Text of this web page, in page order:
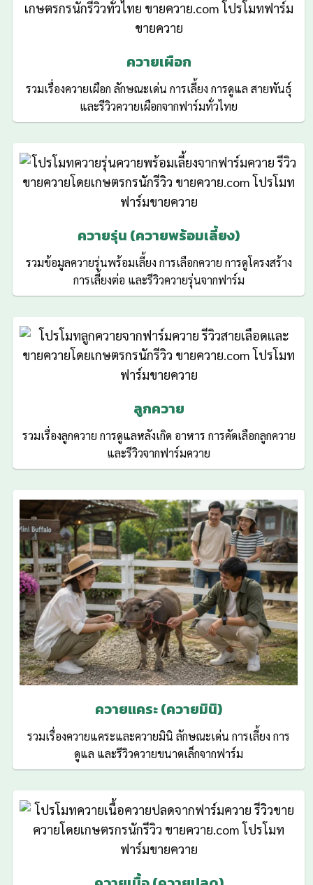
ควายเผือก
รวมเรื่องควายเผือก ลักษณะเด่น การเลี้ยง การดูแล สายพันธุ์
และรีวิวควายเผือกจากฟาร์มทั่วไทย
ควายรุ่น (ควายพร้อมเลี้ยง)
รวมข้อมูลควายรุ่นพร้อมเลี้ยง การเลือกควาย การดูโครงสร้าง
การเลี้ยงต่อ และรีวิวควายรุ่นจากฟาร์ม
ลูกควาย
รวมเรื่องลูกควาย การดูแลหลังเกิด อาหาร การคัดเลือกลูกควาย
และรีวิวจากฟาร์มควาย
ควายแคระ (ควายมินิ)
รวมเรื่องควายแคระและควายมินิ ลักษณะเด่น การเลี้ยง การ
ดูแล และรีวิวควายขนาดเล็กจากฟาร์ม